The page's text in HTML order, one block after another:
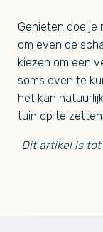
Genieten doe je
om even de
kiezen om een
soms even te
het kan
tuin op te zetten.
Dit artikel is